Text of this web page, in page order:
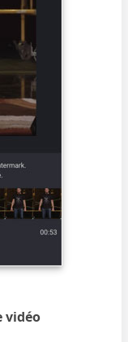
vidéo